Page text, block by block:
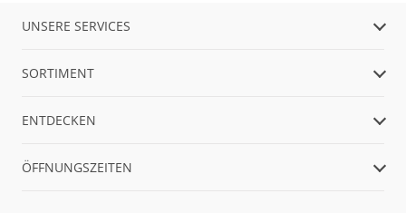
UNSERE SERVICES
SORTIMENT
ENTDECKEN
ÖFFNUNGSZEITEN